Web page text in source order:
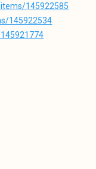
145922585
145922534